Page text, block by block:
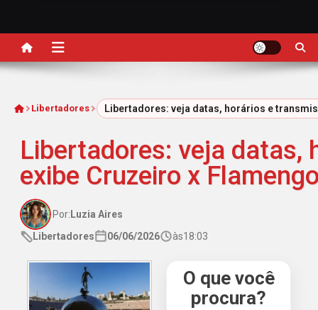
InícioLibertadores Libertadores: veja datas, horários e
Libertadores: veja datas,
exibe Cruzeiro x
Por: Luzia Aires
Libertadores
06/06/2026 às18:03
O que você
procura?